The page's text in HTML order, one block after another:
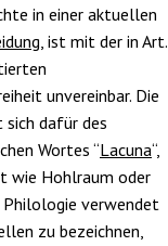
in einer aktuellen
, ist mit der in Art.
unvereinbar. Die
sich dafür des
Wortes “Lacuna“,
wie Hohlraum oder
Philologie verwendet
zu bezeichnen,